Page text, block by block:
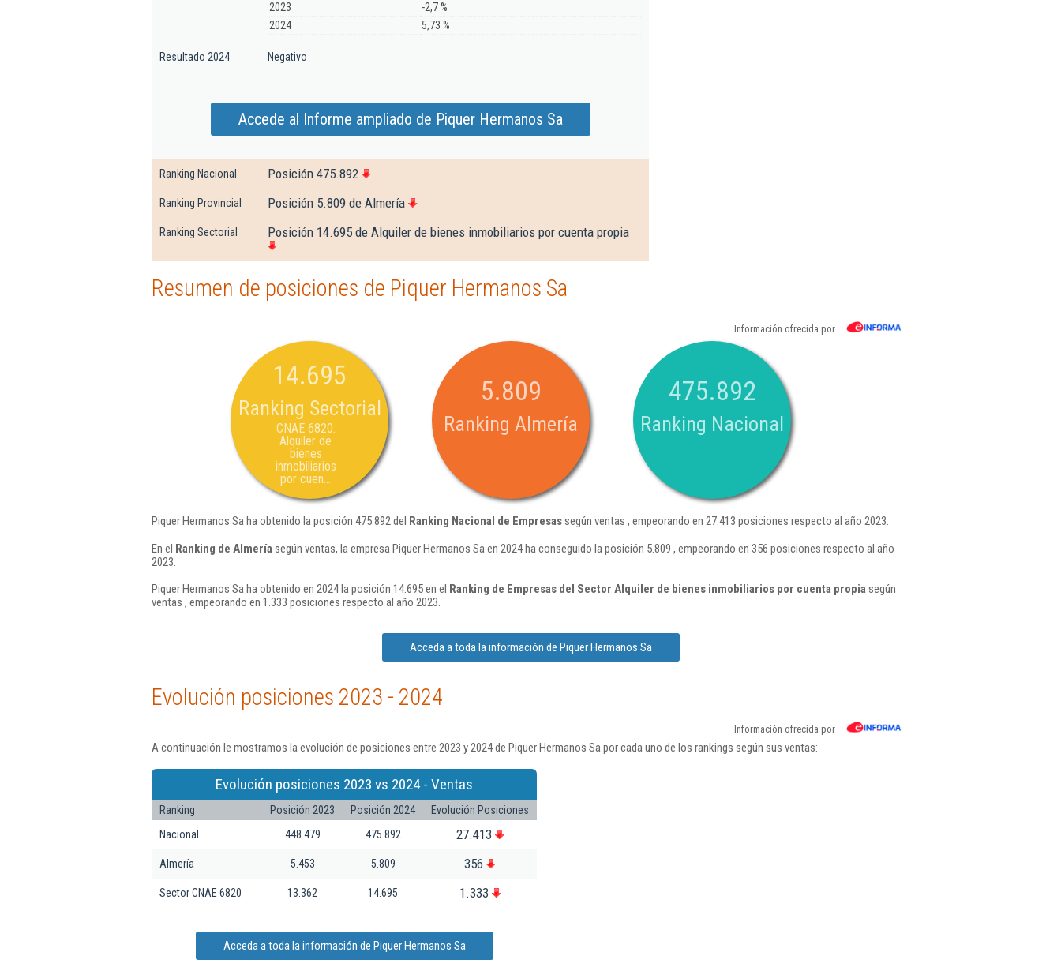
2023
-2,7 %
2024
5,73 %
Resultado 2024 Negativo
Accede al Informe ampliado de Piquer Hermanos Sa
Ranking Nacional Posición 475.892
Ranking Provincial Posición 5.809 de Almería
Ranking Sectorial Posición 14.695 de Alquiler de bienes inmobiliarios por cuenta propia
Resumen de posiciones de Piquer Hermanos Sa
Información ofrecida por
14.695
Ranking Sectorial
CNAE 6820:
Alquiler de
bienes
inmobiliarios
por cuen...
5.809
Ranking Almería
475.892
Ranking Nacional
Piquer Hermanos Sa ha obtenido la posición 475.892 del Ranking Nacional de Empresassegún ventas , empeorando en 27.413 posiciones respecto al año 2023.
En el Ranking de Almería según ventas, la empresa Piquer Hermanos Sa en 2024 ha conseguido la posición 5.809 , empeorando en 356 posiciones respecto al año
2023.
Piquer Hermanos Sa ha obtenido en 2024 la posición 14.695 en el Ranking de Empresas del Sector Alquiler de bienes inmobiliarios por cuenta propiasegún
ventas , empeorando en 1.333 posiciones respecto al año 2023.
Acceda a toda la información de Piquer Hermanos Sa
Evolución posiciones 2023 - 2024
Información ofrecida por
A continuación le mostramos la evolución de posiciones entre 2023 y 2024 de Piquer Hermanos Sa por cada uno de los rankings según sus ventas:
Evolución posiciones 2023 vs 2024 - Ventas
Ranking Posición 2023 Posición 2024
Evolución Posiciones
Nacional
448.479 475.892 27.413
Almería 5.453 5.809 356
Sector CNAE 6820 13.362 14.695 1.333
Acceda a toda la información de Piquer Hermanos Sa